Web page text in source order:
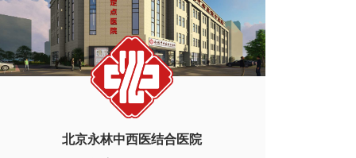
北京永林中西医结合医院